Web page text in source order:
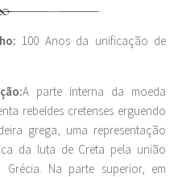
100 Anos da unificação de
A parte interna da moeda
rebeldes cretenses erguendo
grega, uma representação
da luta de Creta pela união
Grécia. Na parte superior, em